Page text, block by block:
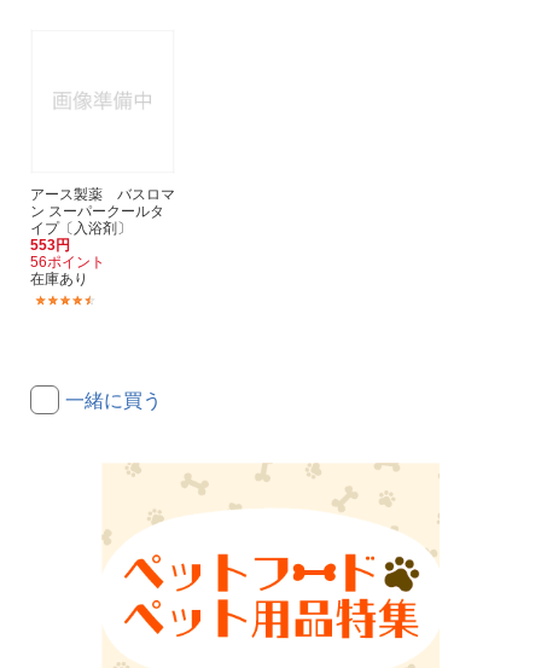
アース製薬 バスロマ
ン スーパークールタ
イプ〔入浴剤〕
553円
56ポイント
在庫あり
一緒に買う